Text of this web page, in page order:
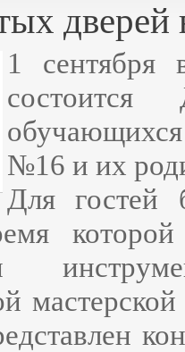
1
№16 и их
Для гостей
которой